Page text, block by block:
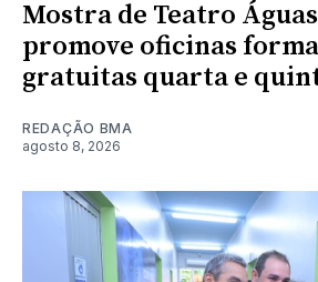
Mostra de Teatro
promove oficinas
gratuitas quarta e
REDAÇÃO BMA
agosto 8, 2026